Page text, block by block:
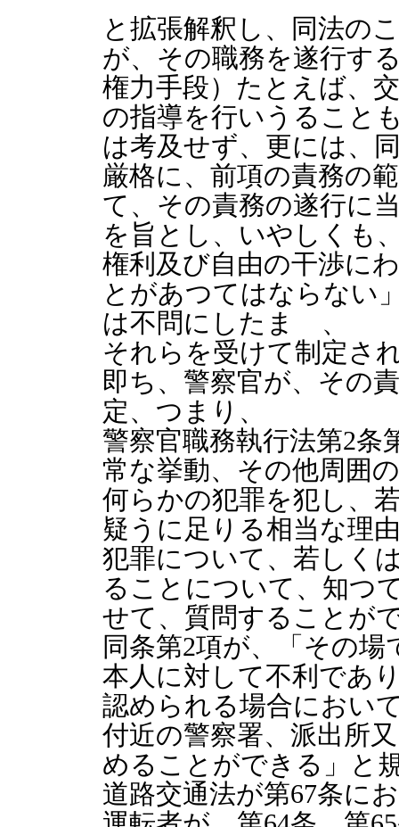
と拡張解釈し、同法の
が、その職務を遂行す
権力手段）たとえば、
の指導を行いうること
は考及せず、更には、
厳格に、前項の責務の
て、その責務の遂行に
を旨とし、いやしくも
権利及び自由の干渉に
とがあつてはならない
は不問にしたまゝ、
それらを受けて制定さ
即ち、警察官が、その
定、つまり、
警察官職務執行法第2条
常な挙動、その他周囲
何らかの犯罪を犯し、
疑うに足りる相当な理
犯罪について、若しく
ることについて、知つ
せて、質問することが
同条第2項が、「その
本人に対して不利であ
認められる場合におい
付近の警察署、派出所
めることができる」と
道路交通法が第67条に